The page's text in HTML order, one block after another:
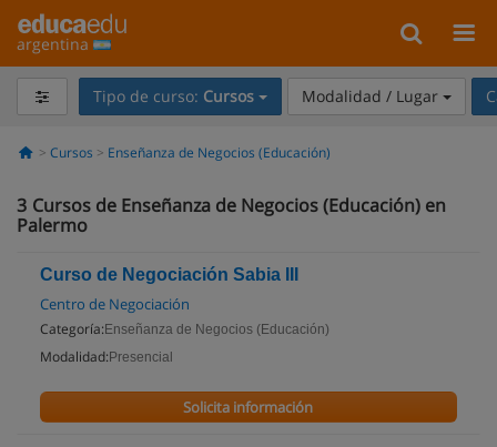
argentina
Tipo de curso: Cursos Modalidad / Lugar
Cursos Enseñanza de Negocios (Educación)
3 Cursos de Enseñanza de Negocios (Educación) en
Palermo
Curso de Negociación Sabia III
Centro de Negociación
Categoría: Enseñanza de Negocios (Educación)
Modalidad: Presencial
Solicita información